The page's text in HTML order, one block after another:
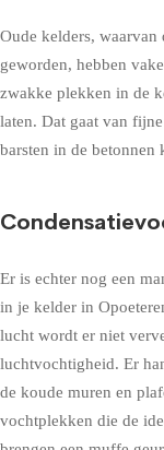
Oude kelders,
geworden, hebben
zwakke plekken in de
laten. Dat gaat van
barsten in de betonnen
Er is echter nog een
in je kelder in
lucht wordt er niet
luchtvochtigheid. Er
de koude muren en
vochtplekken die de